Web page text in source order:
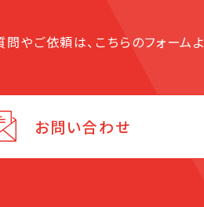
問やご依頼は、こちらのフォーム
お問い合わせ